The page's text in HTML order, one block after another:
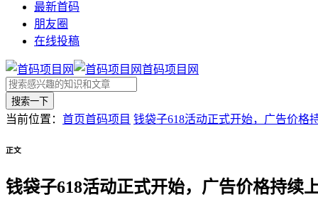
最新首码
朋友圈
在线投稿
首码项目网
搜索一下
当前位置： 首页首码项目 钱袋子618活动正式开始，广告价格
正文
钱袋子618活动正式开始，广告价格持续